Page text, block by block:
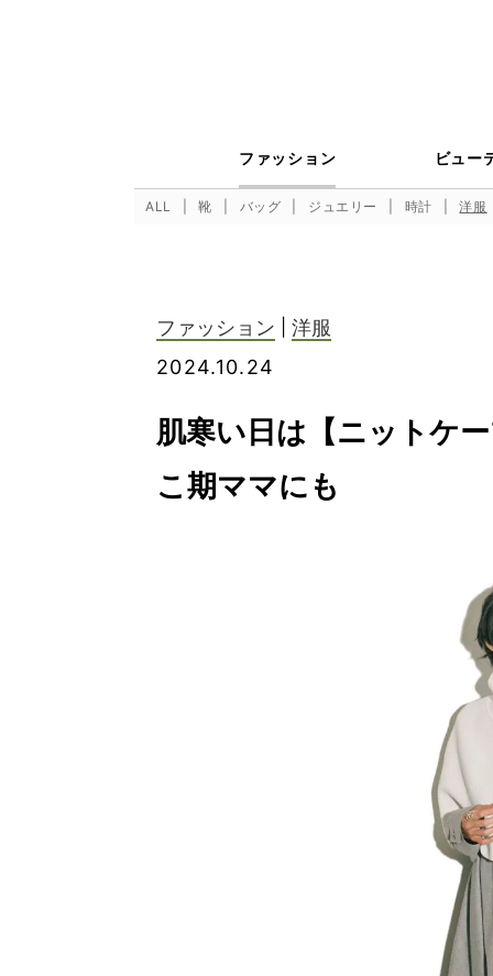
ファッション ビュー
ALL 靴 バッグ ジュエリー 時計 洋服
ファッション
洋服
2024.10.24
肌寒い日は【ニットケ
こ期ママにも